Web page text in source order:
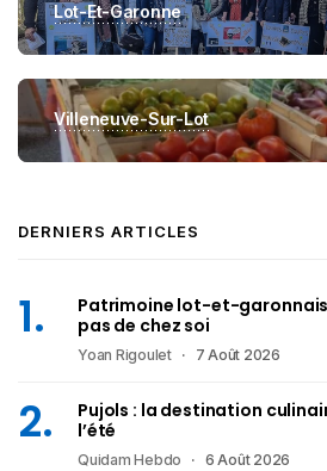
Lot-Et-Garonne
Villeneuve-Sur-Lot
DERNIERS ARTICLES
Patrimoine lot-et-garonnais
pas de chez soi
Yoan Rigoulet 7 Août 2026
Pujols : la destination
l’été
Quidam Hebdo 6 Août 2026